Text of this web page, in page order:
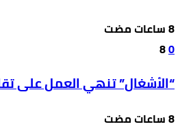
0
8
“الأشغال” تنهي العمل على